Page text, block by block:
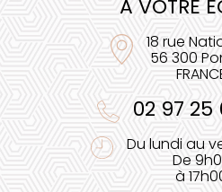
À VOTRE
18 rue
56 300
02 97 25
Du lundi au
De
à